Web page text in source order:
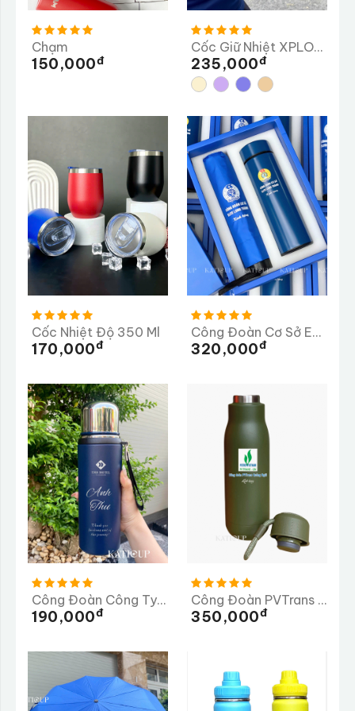
Chạm
150,000Đ
Cốc Giữ Nhiệt XPLORY 480ML
235,000Đ
Cốc Nhiệt Độ 350 Ml
170,000Đ
Công Đoàn Cơ Sở ELITE Long Thành
320,000Đ
Công Đoàn Công Ty TNHH TMS Hotel Đà Nẵng
190,000Đ
Công Đoàn PVTrans Quảng Ngãi
350,000Đ